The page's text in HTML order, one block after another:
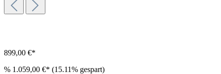
899,00 €*
% 1.059,00 €* (15.11% gespart)